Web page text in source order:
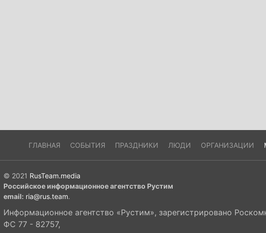
ГЛАВНАЯ СОБЫТИЯ ПРАЗДНИКИ ЛЮДИ ОРГАНИЗАЦИИ
© 2021 RusTeam.media
Российское информационное агентство Рустим
email: ria@rus.team.
Информационное агентство «Рустим», зарегистрировано
ФС 77 - 82757,